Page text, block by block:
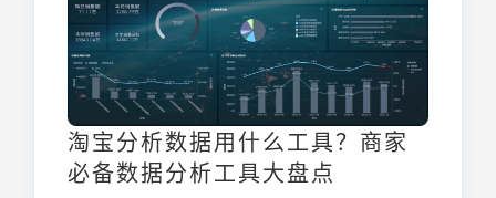
淘宝分析数据用什么工具？商家
必备数据分析工具大盘点